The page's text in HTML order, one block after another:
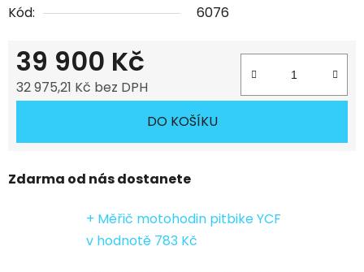
Kód:
6076
39 900 Kč
32 975,21 Kč bez DPH
DO KOŠÍKU
Zdarma od nás dostanete
+ Měřič motohodin pitbike YCF
v hodnotě 783 Kč